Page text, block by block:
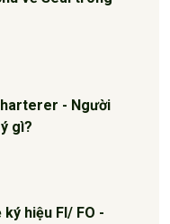
- Người
gì?
hiệu FI/ FO -